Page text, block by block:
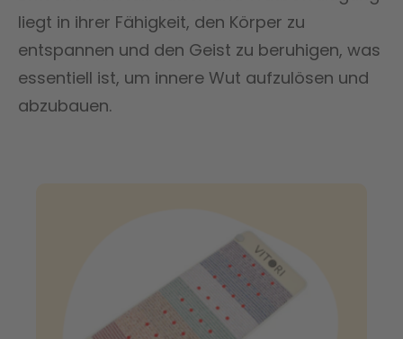
liegt in ihrer Fähigkeit, den Körper zu
entspannen und den Geist zu beruhigen, was
essentiell ist, um innere Wut aufzulösen und
abzubauen.